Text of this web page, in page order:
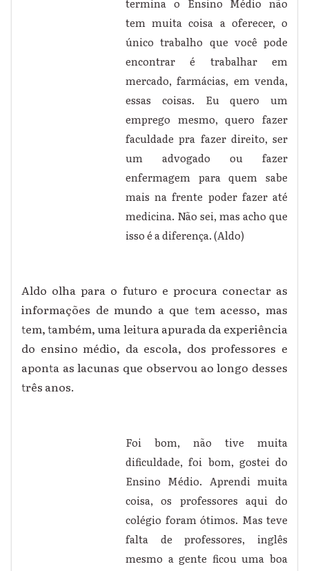
termina o Ensino Médio não
tem muita coisa a oferecer, o
único trabalho que você pode
encontrar é trabalhar em
mercado, farmácias, em venda,
essas coisas. Eu quero um
emprego mesmo, quero fazer
faculdade pra fazer direito, ser
um advogado ou fazer
enfermagem para quem sabe
mais na frente poder fazer até
medicina. Não sei, mas acho que
isso é a diferença. (Aldo)
Aldo olha para o futuro e procura conectar as
informações de mundo a que tem acesso, mas
tem, também, uma leitura apurada da experiência
do ensino médio, da escola, dos professores e
aponta as lacunas que observou ao longo desses
três anos.
Foi bom, não tive muita
dificuldade, foi bom, gostei do
Ensino Médio. Aprendi muita
coisa, os professores aqui do
colégio foram ótimos. Mas teve
falta de professores, inglês
mesmo a gente ficou uma boa